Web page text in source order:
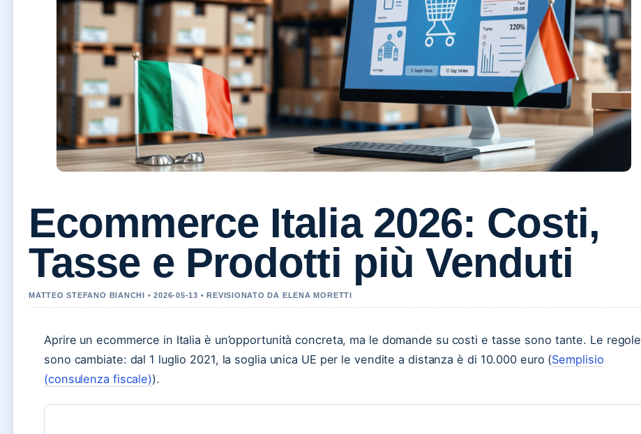
Ecommerce Italia 2026: Costi,
Tasse e Prodotti più Venduti
MATTEO STEFANO BIANCHI • 2026-05-13 • REVISIONATO DA ELENA MORETTI
Aprire un ecommerce in Italia è un’opportunità concreta, ma le domande su costi e tasse sono tante. Le regole
sono cambiate: dal 1 luglio 2021, la soglia unica UE per le vendite a distanza è di 10.000 euro (Semplisio
(consulenza fiscale)).